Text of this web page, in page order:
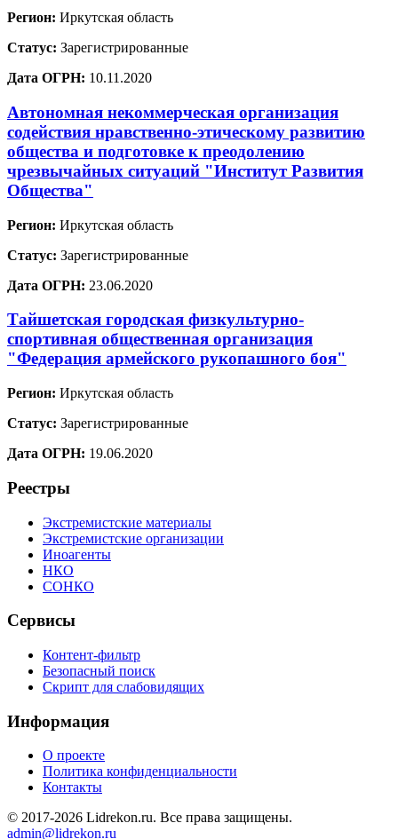
Регион: Иркутская область
Статус: Зарегистрированные
Дата ОГРН: 10.11.2020
Автономная некоммерческая организация
содействия нравственно-этическому развитию
общества и подготовке к преодолению
чрезвычайных ситуаций "Институт Развития
Общества"
Регион: Иркутская область
Статус: Зарегистрированные
Дата ОГРН: 23.06.2020
Тайшетская городская физкультурно-
спортивная общественная организация
"Федерация армейского рукопашного боя"
Регион: Иркутская область
Статус: Зарегистрированные
Дата ОГРН: 19.06.2020
Реестры
Экстремистские материалы
Экстремистские организации
Иноагенты
НКО
СОНКО
Сервисы
Контент-фильтр
Безопасный поиск
Скрипт для слабовидящих
Информация
О проекте
Политика конфиденциальности
Контакты
© 2017-2026 Lidrekon.ru. Все права защищены.
admin@lidrekon.ru